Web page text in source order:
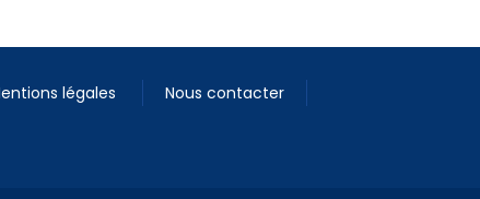
légales Nous contacter